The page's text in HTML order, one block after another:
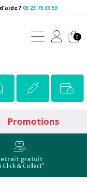
? 03 23 76 33 53
Lamartine
0
Promotions
gratuit
Click & Collect*